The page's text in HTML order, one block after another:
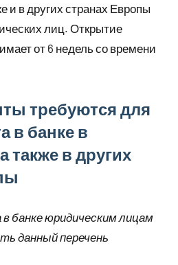
и в других странах Европы
лиц. Открытие
от 6 недель со времени
требуются для
в банке в
также в других
банке юридическим лицам
данный перечень